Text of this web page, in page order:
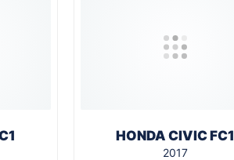
HONDA CIVIC FC1
2017